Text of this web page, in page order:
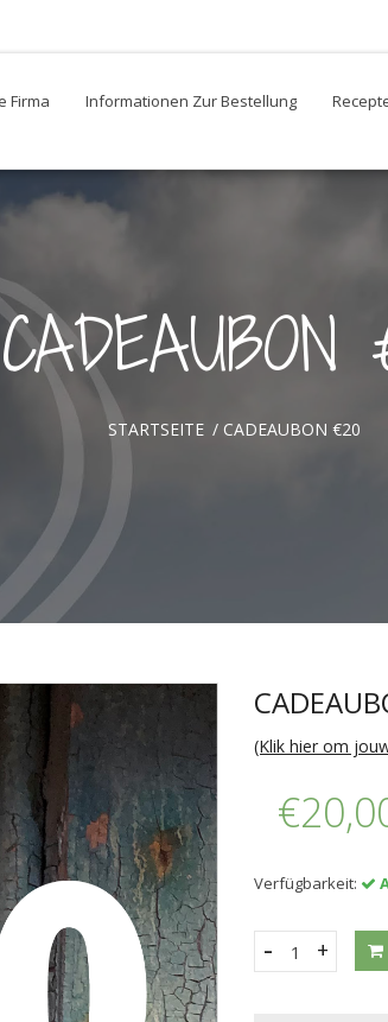
Firma Informationen Zur Bestellung
CADEAUBON
STARTSEITE / CADEAUBON €20
(Klik hier om
Verfügbarkeit:
+
-